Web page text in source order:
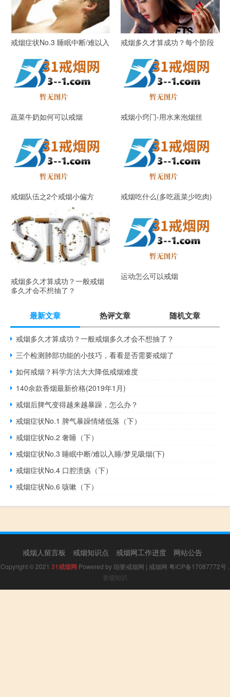
戒烟症状No.3 睡眠中断/难以入
戒烟多久才算成功？每个阶段
蔬菜牛奶如何可以戒烟 戒烟小窍门-用水来泡烟丝
戒烟队伍之2个戒烟小偏方 戒烟吃什么(多吃蔬菜少吃肉)
戒烟多久才算成功？一般戒烟
多久才会不想抽了？
运动怎么可以戒烟
最新文章 热评文章 随机文章
戒烟多久才算成功？一般戒烟多久才会不想抽了？
三个检测肺部功能的小技巧，看看是否需要戒烟了
如何戒烟？科学方法大大降低戒烟难度
140余款香烟最新价格(2019年1月)
戒烟后脾气变得越来越暴躁，怎么办？
戒烟症状No.1 脾气暴躁情绪低落（下）
戒烟症状No.2 奢睡（下）
戒烟症状No.3 睡眠中断/难以入睡/梦见吸烟(下)
戒烟症状No.4 口腔溃疡（下）
戒烟症状No.6 咳嗽（下）
戒烟人留言板 戒烟知识点 戒烟网工作进度 网站公告
Copyright © 2021 31戒烟网 Powered by 咱要戒烟网 | 戒烟网 粤ICP备17087772号
香烟知识